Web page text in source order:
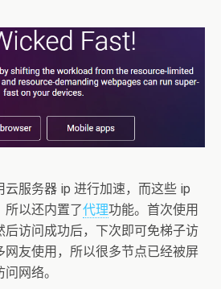
云服务器 ip 进行加速，而这些 ip
所以还内置了代理功能。首次使用
后访问成功后，下次即可免梯子访
网友使用，所以很多节点已经被屏
网络。